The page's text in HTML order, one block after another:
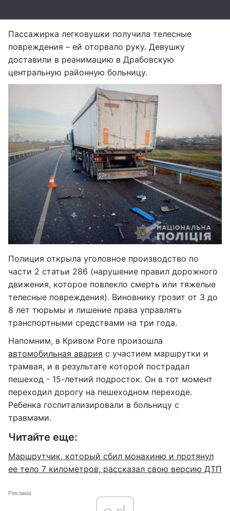
Пассажирка легковушки получила телесные
повреждения – ей оторвало руку. Девушку
доставили в реанимацию в Драбовскую
центральную районную больницу.
Полиция открыла уголовное производство по
части 2 статьи 286 (нарушение правил дорожного
движения, которое повлекло смерть или тяжелые
телесные повреждения). Виновнику грозит от 3 до
8 лет тюрьмы и лишение права управлять
транспортными средствами на три года.
Напомним, в Кривом Роге произошла
автомобильная авария с участием маршрутки и
трамвая, и в результате которой пострадал
пешеход - 15-летний подросток. Он в тот момент
переходил дорогу на пешеходном переходе.
Ребенка госпитализировали в больницу с
травмами.
Читайте еще:
Маршрутчик, который сбил монахиню и протянул
ее тело 7 километров, рассказал свою версию ДТП
Реклама